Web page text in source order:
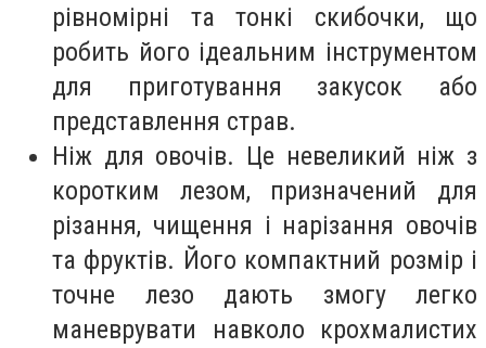
рівномірні та тонкі скибочки, що
робить його ідеальним інструментом
для приготування закусок або
представлення страв.
Ніж для овочів. Це невеликий ніж з
коротким лезом, призначений для
різання, чищення і нарізання овочів
та фруктів. Його компактний розмір і
точне лезо дають змогу легко
маневрувати навколо крохмалистих